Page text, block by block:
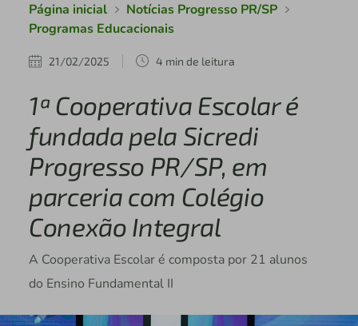
Página inicial
Notícias Progresso PR/SP
Programas Educacionais
21/02/2025 4 min de leitura
1ª Cooperativa Escolar é
fundada pela Sicredi
Progresso PR/SP, em
parceria com Colégio
Conexão Integral
A Cooperativa Escolar é composta por 21 alunos
do Ensino Fundamental II